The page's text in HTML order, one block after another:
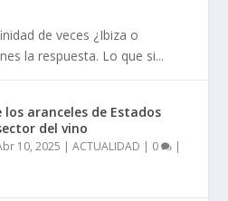
de veces ¿Ibiza o
la respuesta. Lo que si...
aranceles de Estados
del vino
10, 2025 |ACTUALIDAD | 0 |